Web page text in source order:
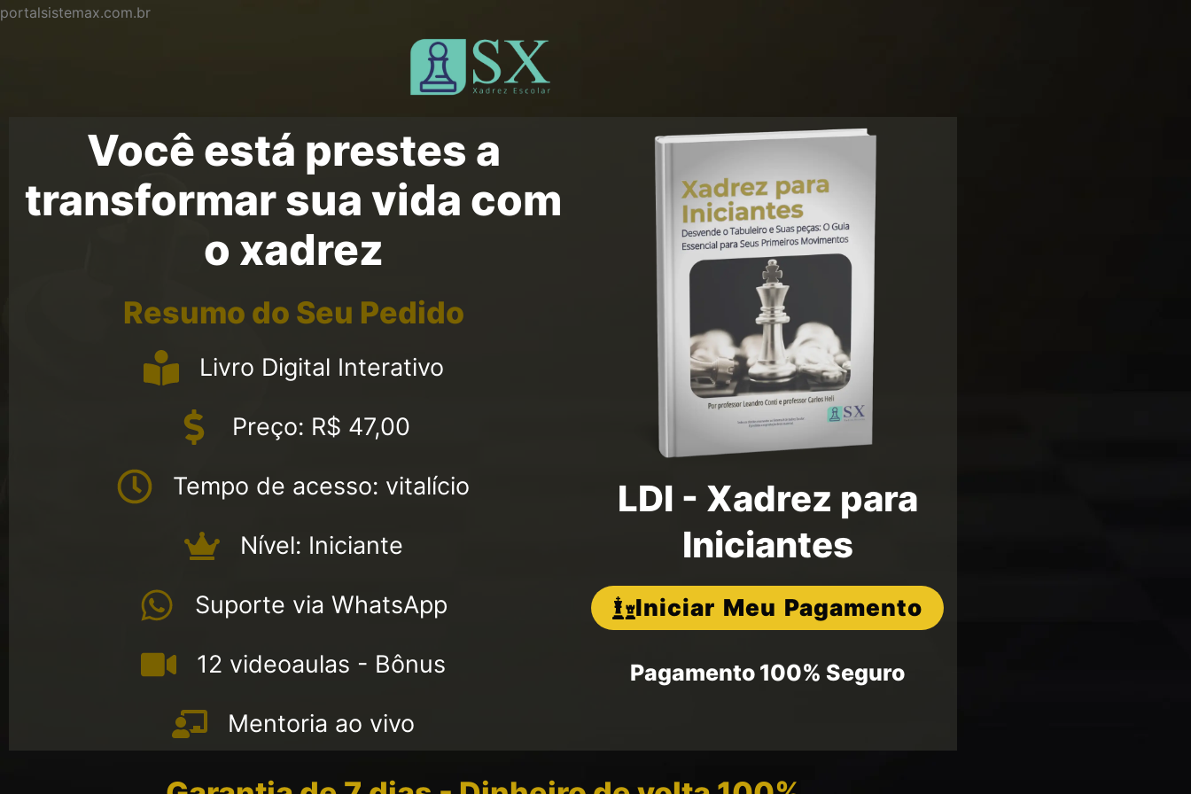
portalsistemax.com.br
Você está prestes a
transformar sua vida com
o xadrez
Resumo do Seu Pedido
Livro Digital Interativo
Preço: R$ 47,00
Tempo de acesso: vitalício
Nível: Iniciante
Suporte via WhatsApp
12 videoaulas - Bônus
Mentoria ao vivo
LDI - Xadrez para
Iniciantes
Iniciar Meu Pagamento
Pagamento 100% Seguro